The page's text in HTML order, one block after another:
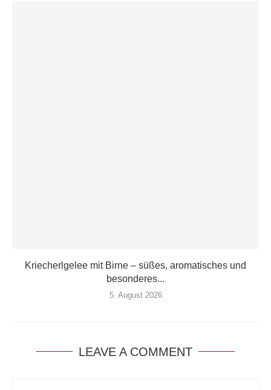
Kriecherlgelee mit Birne – süßes, aromatisches und
besonderes...
5. August 2026
LEAVE A COMMENT